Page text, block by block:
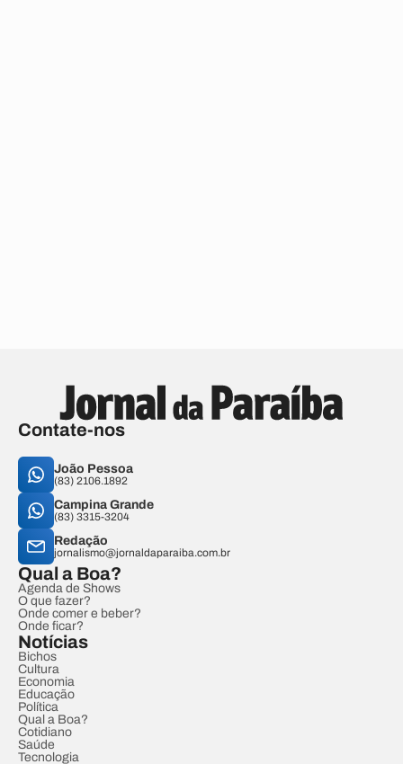
Contate-nos
João Pessoa
(83) 2106.1892
Campina Grande
(83) 3315-3204
Redação
jornalismo@jornaldaparaiba.com.br
Qual a Boa?
Agenda de Shows
O que fazer?
Onde comer e beber?
Onde ficar?
Notícias
Bichos
Cultura
Economia
Educação
Política
Qual a Boa?
Cotidiano
Saúde
Tecnologia